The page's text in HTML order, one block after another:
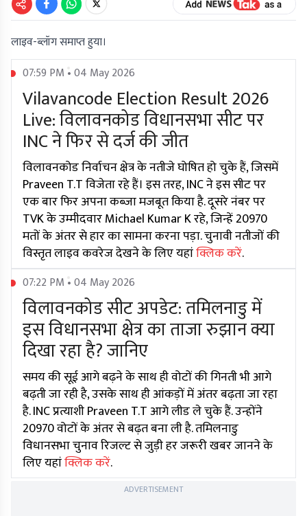
लाइव-ब्लॉग समाप्त हुया।
07:59 PM • 04 May 2026
Vilavancode Election Result 2026
Live: विलावनकोड विधानसभा सीट पर
INC ने फिर से दर्ज की जीत
विलावनकोड निर्वाचन क्षेत्र के नतीजे घोषित हो चुके हैं, जिसमें
Praveen T.T विजेता रहे हैं। इस तरह, INC ने इस सीट पर
एक बार फिर अपना कब्जा मजबूत किया है. दूसरे नंबर पर
TVK के उम्मीदवार Michael Kumar K रहे, जिन्हें 20970
मतों के अंतर से हार का सामना करना पड़ा. चुनावी नतीजों की
विस्तृत लाइव कवरेज देखने के लिए यहांक्लिक करें.
07:22 PM • 04 May 2026
विलावनकोड सीट अपडेट: तमिलनाडु में
इस विधानसभा क्षेत्र का ताजा रुझान क्या
दिखा रहा है? जानिए
समय की सूई आगे बढ़ने के साथ ही वोटों की गिनती भी आगे
बढ़ती जा रही है, उसके साथ ही आंकड़ों में अंतर बढ़ता जा रहा
है. INC प्रत्याशी Praveen T.T आगे लीड ले चुके हैं. उन्होंने
20970 वोटों के अंतर से बढ़त बना ली है. तमिलनाडु
विधानसभा चुनाव रिजल्ट से जुड़ी हर जरूरी खबर जानने के
लिए यहांक्लिक करें.
ADVERTISEMENT